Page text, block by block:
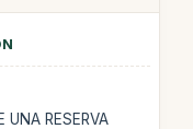
UNA RESERVA